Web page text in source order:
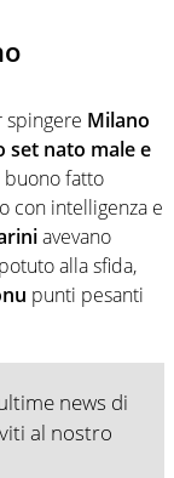
spingere Milano
set nato male e
buono fatto
con intelligenza e
avevano
alla sfida,
punti pesanti
news di
al nostro